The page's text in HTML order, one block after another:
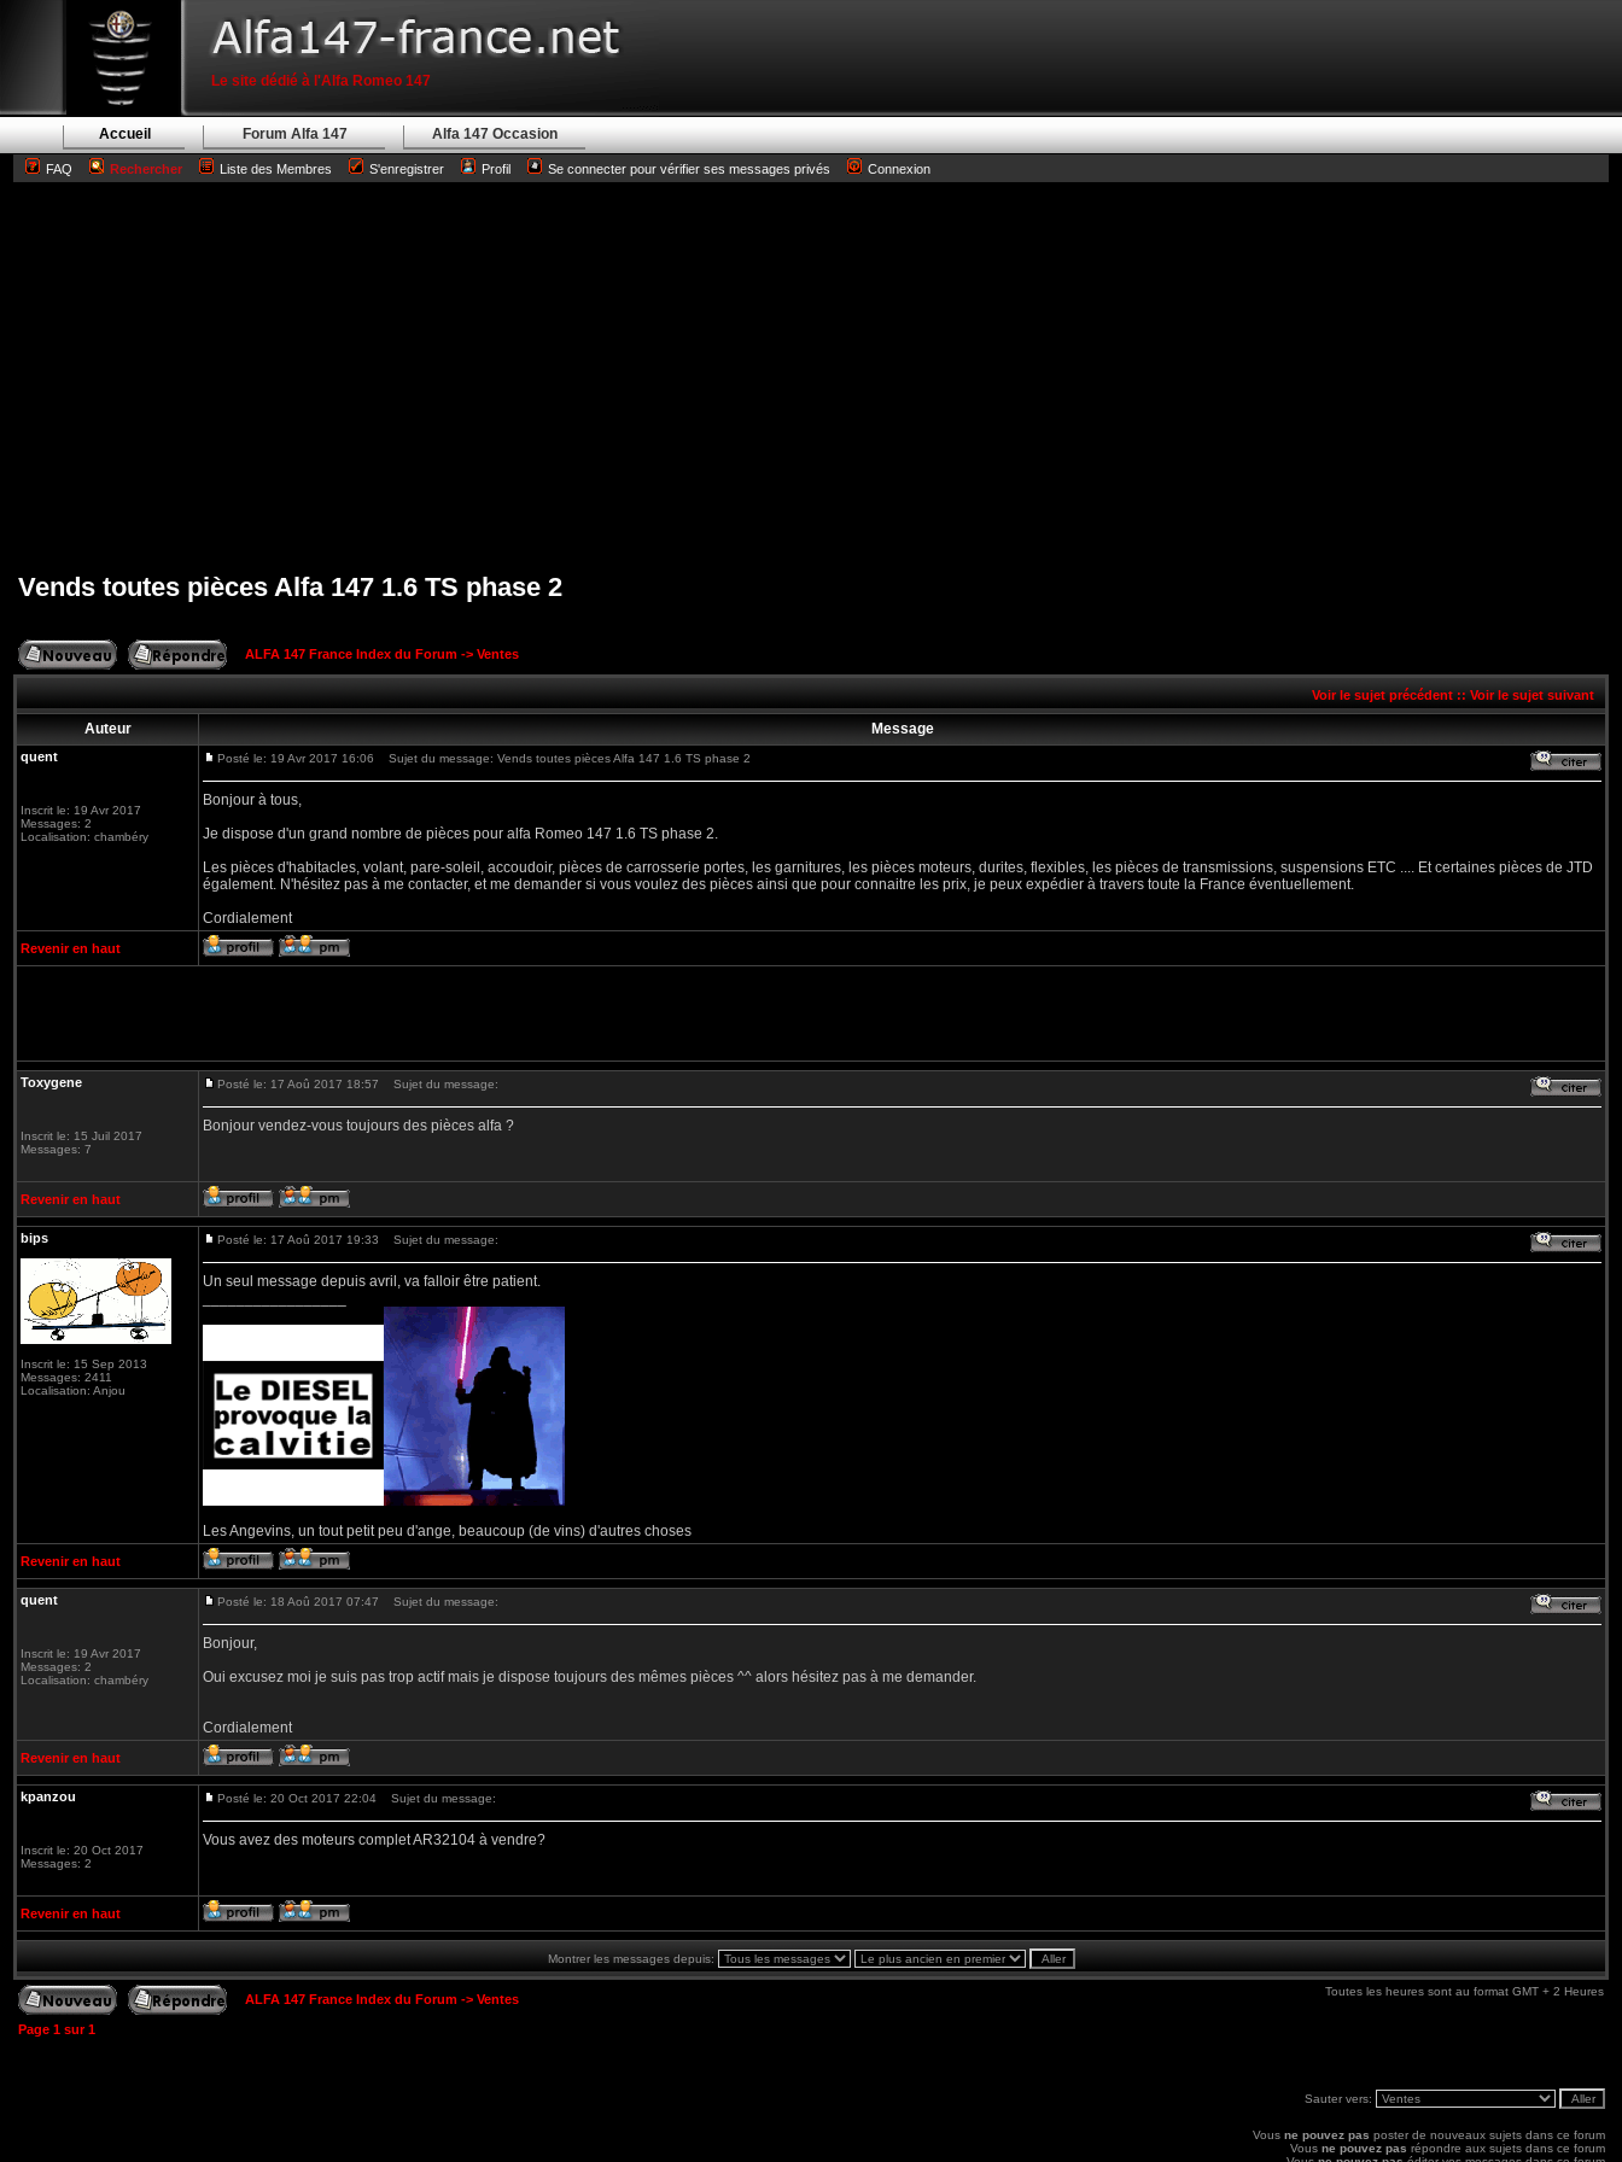
Le site dédié à l'Alfa Romeo 147
Accueil Forum Alfa 147 Alfa 147 Occasion
FAQ Rechercher Liste des Membres S'enregistrer Profil Se connecter pour vérifier ses messages privés Connexion
Vends toutes pièces Alfa 147 1.6 TS phase 2
ALFA 147 France Index du Forum -> Ventes
Voir le sujet précédent :: Voir le sujet suivant
Auteur Message
quent
Inscrit le: 19 Avr 2017
Messages: 2
Localisation: chambéry
Posté le: 19 Avr 2017 16:06 Sujet du message: Vends toutes pièces Alfa 147 1.6 TS phase 2
Bonjour à tous,
Je dispose d'un grand nombre de pièces pour alfa Romeo 147 1.6 TS phase 2.
Les pièces d'habitacles, volant, pare-soleil, accoudoir, pièces de carrosserie portes, les garnitures, les pièces moteurs, durites, flexibles, les pièces de transmissions, suspensions ETC .... Et certaines pièces de JTD
également. N'hésitez pas à me contacter, et me demander si vous voulez des pièces ainsi que pour connaitre les prix, je peux expédier à travers toute la France éventuellement.
Cordialement
Revenir en haut
Toxygene
Inscrit le: 15 Juil 2017
Messages: 7
Posté le: 17 Aoû 2017 18:57 Sujet du message:
Bonjour vendez-vous toujours des pièces alfa ?
Revenir en haut
bips
Inscrit le: 15 Sep 2013
Messages: 2411
Localisation: Anjou
Posté le: 17 Aoû 2017 19:33 Sujet du message:
Un seul message depuis avril, va falloir être patient.
Les Angevins, un tout petit peu d'ange, beaucoup (de vins) d'autres choses
Revenir en haut
quent
Inscrit le: 19 Avr 2017
Messages: 2
Localisation: chambéry
Posté le: 18 Aoû 2017 07:47 Sujet du message:
Bonjour,
Oui excusez moi je suis pas trop actif mais je dispose toujours des mêmes pièces ^^ alors hésitez pas à me demander.
Cordialement
Revenir en haut
kpanzou
Inscrit le: 20 Oct 2017
Messages: 2
Posté le: 20 Oct 2017 22:04 Sujet du message:
Vous avez des moteurs complet AR32104 à vendre?
Revenir en haut
Montrer les messages depuis:
ALFA 147 France Index du Forum -> Ventes
Toutes les heures sont au format GMT + 2 Heures
Page 1 sur1
Sauter vers:
Vous ne pouvez pas poster de nouveaux sujets dans ce forum
Vous ne pouvez pas répondre aux sujets dans ce forum